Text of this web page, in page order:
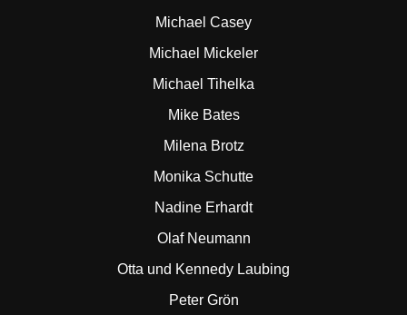
Michael Casey
Michael Mickeler
Michael Tihelka
Mike Bates
Milena Brotz
Monika Schutte
Nadine Erhardt
Olaf Neumann
Otta und Kennedy Laubing
Peter Grön